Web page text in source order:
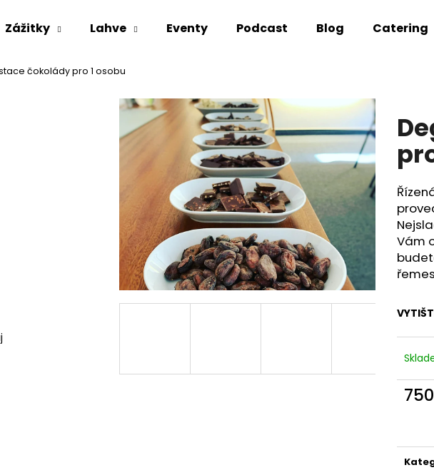
Zážitky Lahve Eventy Podcast Blog Catering
čokolády pro 1 osobu
Vám
Co potřebujete najít?
HLEDAT
Doporučujeme